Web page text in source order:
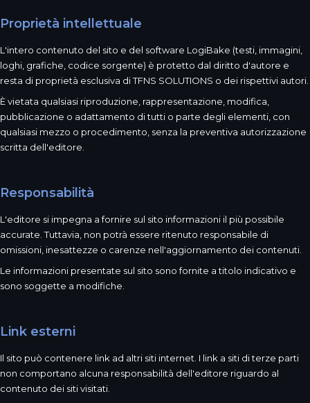
Proprietà intellettuale
L'intero contenuto del sito e del software LogiBake (testi, immagini,
loghi, grafiche, codice sorgente) è protetto dal diritto d'autore e
resta di proprietà esclusiva di TFNS SOLUTIONS o dei rispettivi autori.
È vietata qualsiasi riproduzione, rappresentazione, modifica,
pubblicazione o adattamento di tutti o parte degli elementi, con
qualsiasi mezzo o procedimento, senza la preventiva autorizzazione
scritta dell'editore.
Responsabilità
L'editore si impegna a fornire sul sito informazioni il più possibile
accurate. Tuttavia, non potrà essere ritenuto responsabile di
omissioni, inesattezze o carenze nell'aggiornamento dei contenuti.
Le informazioni presentate sul sito sono fornite a titolo indicativo e
sono soggette a modifiche.
Link esterni
Il sito può contenere link ad altri siti internet. I link a siti di terze parti
non comportano alcuna responsabilità dell'editore riguardo al
contenuto dei siti visitati.